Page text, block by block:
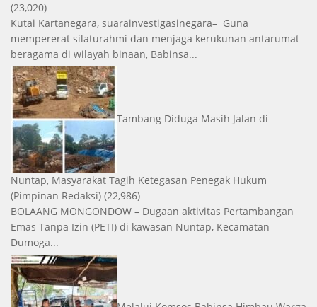
(23,020)
Kutai Kartanegara, suarainvestigasinegara– Guna
mempererat silaturahmi dan menjaga kerukunan antarumat
beragama di wilayah binaan, Babinsa...
Tambang Diduga Masih Jalan di
Nuntap, Masyarakat Tagih Ketegasan Penegak Hukum
(Pimpinan Redaksi) (22,986)
BOLAANG MONGONDOW – Dugaan aktivitas Pertambangan
Emas Tanpa Izin (PETI) di kawasan Nuntap, Kecamatan
Dumoga...